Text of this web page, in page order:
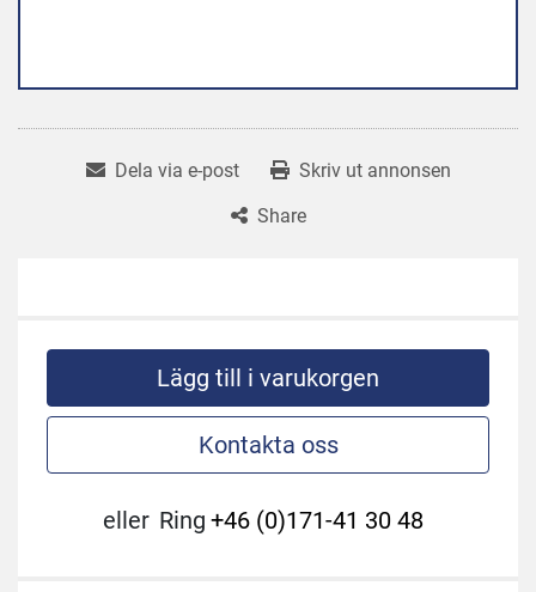
Dela via e-post
Skriv ut annonsen
Share
Lägg till i varukorgen
Kontakta oss
eller Ring +46 (0)171-41 30 48